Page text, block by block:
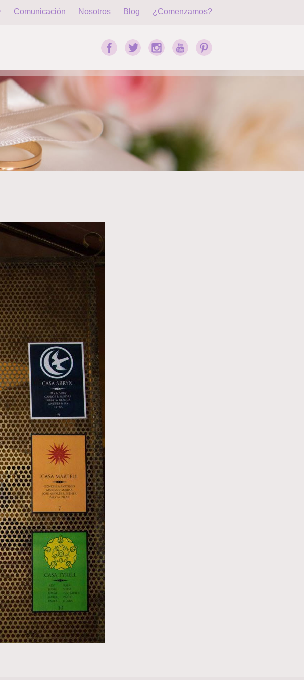
Comunicación Nosotros Blog ¿Comenzamos?